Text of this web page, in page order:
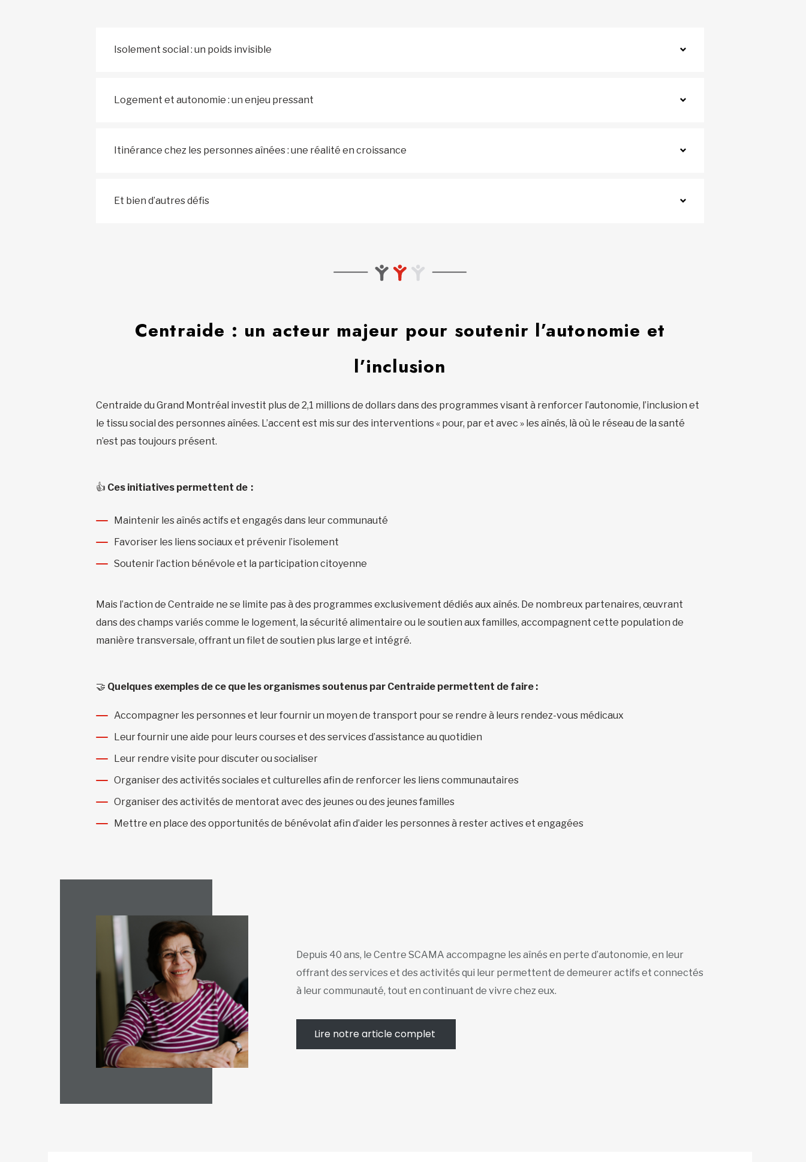
Isolement social : un poids invisible
Logement et autonomie : un enjeu pressant
Itinérance chez les personnes aînées : une réalité en croissance
Et bien d’autres défis
Centraide : un acteur majeur pour soutenir l’autonomie et
l’inclusion
Centraide du Grand Montréal investit plus de 2,1 millions de dollars dans des programmes visant à renforcer l’autonomie, l’inclusion et
le tissu social des personnes aînées. L’accent est mis sur des interventions « pour, par et avec » les aînés, là où le réseau de la santé
n’est pas toujours présent.
👍 Ces initiatives permettent de :
Maintenir les aînés actifs et engagés dans leur communauté
Favoriser les liens sociaux et prévenir l’isolement
Soutenir l’action bénévole et la participation citoyenne
Mais l’action de Centraide ne se limite pas à des programmes exclusivement dédiés aux aînés. De nombreux partenaires, œuvrant
dans des champs variés comme le logement, la sécurité alimentaire ou le soutien aux familles, accompagnent cette population de
manière transversale, offrant un filet de soutien plus large et intégré.
🤝 Quelques exemples de ce que les organismes soutenus par Centraide permettent de faire :
Accompagner les personnes et leur fournir un moyen de transport pour se rendre à leurs rendez-vous médicaux
Leur fournir une aide pour leurs courses et des services d’assistance au quotidien
Leur rendre visite pour discuter ou socialiser
Organiser des activités sociales et culturelles afin de renforcer les liens communautaires
Organiser des activités de mentorat avec des jeunes ou des jeunes familles
Mettre en place des opportunités de bénévolat afin d’aider les personnes à rester actives et engagées
Depuis 40 ans, le Centre SCAMA accompagne les aînés en perte d’autonomie, en leur
offrant des services et des activités qui leur permettent de demeurer actifs et connectés
à leur communauté, tout en continuant de vivre chez eux.
Lire notre article complet